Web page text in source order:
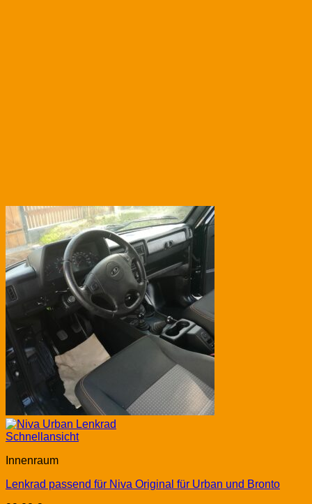
Schnellansicht
Innenraum
Lenkrad passend für Niva Original für Urban und Bronto